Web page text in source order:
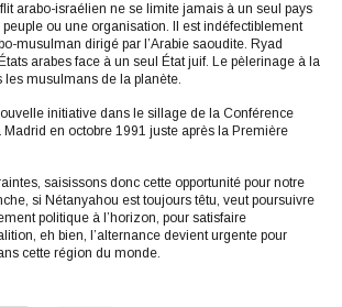
arabo-israélien ne se limite jamais à un seul pays
ou une organisation. Il est indéfectiblement
musulman dirigé par l’Arabie saoudite. Ryad
arabes face à un seul État juif. Le pèlerinage à la
les musulmans de la planète.
initiative dans le sillage de la Conférence
en octobre 1991 juste après la Première
saisissons donc cette opportunité pour notre
si Nétanyahou est toujours têtu, veut poursuivre
politique à l’horizon, pour satisfaire
eh bien, l’alternance devient urgente pour
cette région du monde.